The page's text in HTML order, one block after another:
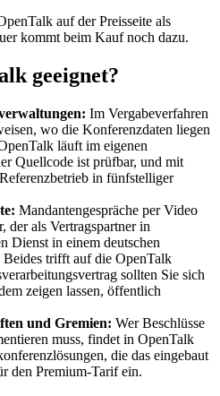
auf der Preisseite als
kommt beim Kauf noch dazu.
geeignet?
Im Vergabeverfahren
wo die Konferenzdaten liegen
läuft im eigenen
Quellcode ist prüfbar, und mit
in fünfstelliger
Mandantengespräche per Video
der als Vertragspartner in
Dienst in einem deutschen
Beides trifft auf die OpenTalk
sollten Sie sich
zeigen lassen, öffentlich
und Gremien: Wer Beschlüsse
muss, findet in OpenTalk
die das eingebaut
den Premium-Tarif ein.